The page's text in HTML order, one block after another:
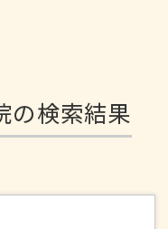
の検索結果